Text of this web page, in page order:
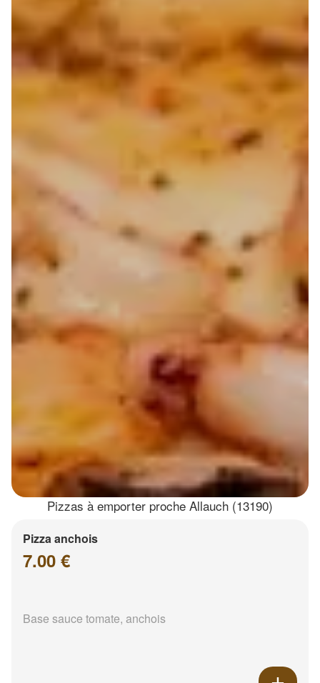
Pizzas à emporter proche Allauch (13190)
Pizza anchois
7.00 €
Base sauce tomate, anchois